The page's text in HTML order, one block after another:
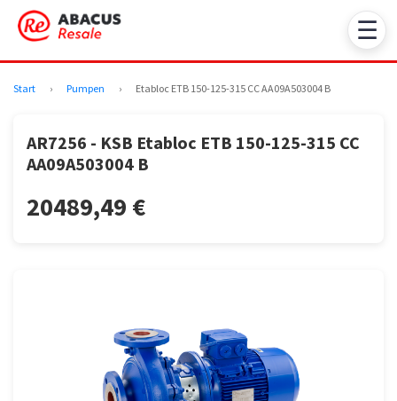
☰
Start › Pumpen › Etabloc ETB 150-125-315 CC AA09A503004 B
AR7256 - KSB Etabloc ETB 150-125-315 CC
AA09A503004 B
20489,49 €